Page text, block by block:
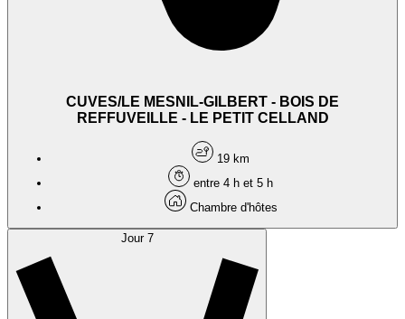
CUVES/LE MESNIL-GILBERT - BOIS DE
REFFUVEILLE - LE PETIT CELLAND
19 km
entre 4 h et 5 h
Chambre d'hôtes
Jour 7